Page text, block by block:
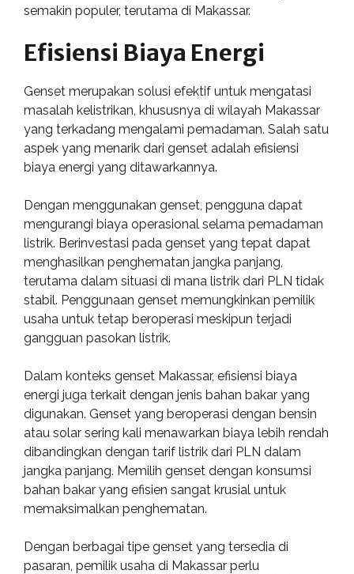
semakin populer, terutama di Makassar.
Efisiensi Biaya Energi
Genset merupakan solusi efektif untuk mengatasi
masalah kelistrikan, khususnya di wilayah Makassar
yang terkadang mengalami pemadaman. Salah satu
aspek yang menarik dari genset adalah efisiensi
biaya energi yang ditawarkannya.
Dengan menggunakan genset, pengguna dapat
mengurangi biaya operasional selama pemadaman
listrik. Berinvestasi pada genset yang tepat dapat
menghasilkan penghematan jangka panjang,
terutama dalam situasi di mana listrik dari PLN tidak
stabil. Penggunaan genset memungkinkan pemilik
usaha untuk tetap beroperasi meskipun terjadi
gangguan pasokan listrik.
Dalam konteks genset Makassar, efisiensi biaya
energi juga terkait dengan jenis bahan bakar yang
digunakan. Genset yang beroperasi dengan bensin
atau solar sering kali menawarkan biaya lebih rendah
dibandingkan dengan tarif listrik dari PLN dalam
jangka panjang. Memilih genset dengan konsumsi
bahan bakar yang efisien sangat krusial untuk
memaksimalkan penghematan.
Dengan berbagai tipe genset yang tersedia di
pasaran, pemilik usaha di Makassar perlu